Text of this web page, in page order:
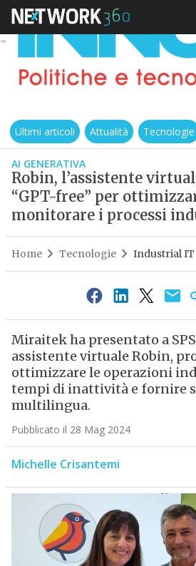
Ultimi articoli Attualità Tecnologie
AI GENERATIVA
Robin, l’assistente
“GPT-free” per
monitorare i processi
Home Tecnologie Industrial IT
Miraitek ha presentato a
assistente virtuale Robin,
ottimizzare le operazioni
tempi di inattività e fornire
multilingua.
Pubblicato il 28 Mag 2024
Michelle Crisantemi